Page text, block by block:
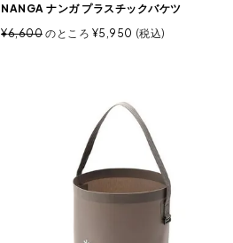
NANGA ナンガ プラスチックバケツ
¥6,600 のところ ¥5,950 税込